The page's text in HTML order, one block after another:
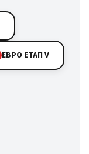
ЕВРО ЕТАП V